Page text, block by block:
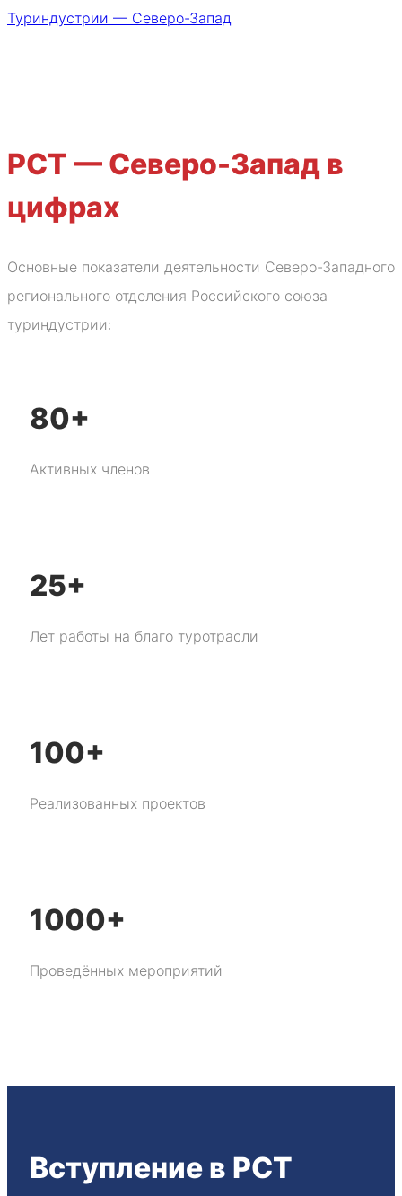
Туриндустрии — Северо-Запад
РСТ — Северо-Запад в
цифрах
Основные показатели деятельности Северо-Западного
регионального отделения Российского союза
туриндустрии:
80+
Активных членов
25+
Лет работы на благо туротрасли
100+
Реализованных проектов
1000+
Проведённых мероприятий
Вступление в РСТ​